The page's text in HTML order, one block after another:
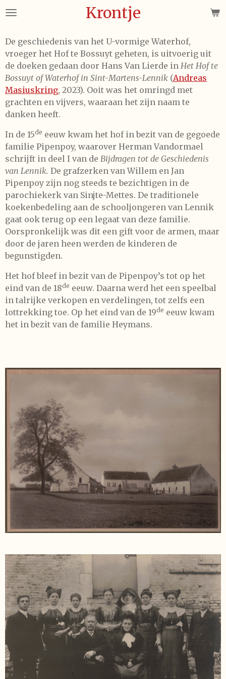
Ga
de
hoofdinhoud
Krontje
De geschiedenis van het U-vormige Waterhof,
vroeger het Hof te Bossuyt geheten, is uitvoerig uit
de doeken gedaan door Hans Van Lierde in Het Hof te
Bossuyt of Waterhof in Sint-Martens-Lennik (Andreas
Masiuskring, 2023). Ooit was het omringd met
grachten en vijvers, waaraan het zijn naam te
danken heeft.
In de 15de eeuw kwam het hof in bezit van de gegoede
familie Pipenpoy, waarover Herman Vandormael
schrijft in deel I van de Bijdragen tot de Geschiedenis
van Lennik. De grafzerken van Willem en Jan
Pipenpoy zijn nog steeds te bezichtigen in de
parochiekerk van Sinjte-Mettes. De traditionele
koekenbedeling aan de schooljongeren van Lennik
gaat ook terug op een legaat van deze familie.
Oorspronkelijk was dit een gift voor de armen, maar
door de jaren heen werden de kinderen de
begunstigden.
Het hof bleef in bezit van de Pipenpoy’s tot op het
eind van de 18de eeuw. Daarna werd het een speelbal
in talrijke verkopen en verdelingen, tot zelfs een
lottrekking toe. Op het eind van de 19de eeuw kwam
het in bezit van de familie Heymans.